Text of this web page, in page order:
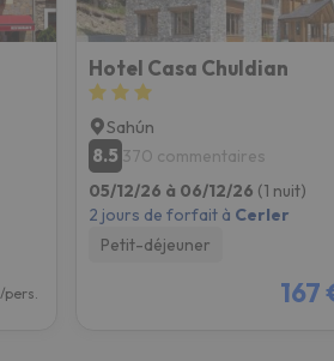
/pers.
Hotel Casa Chuldian
Sahún
8.5 370 commentaires
05/12/26 à 06/12/26 (1 nuit)
2 jours de forfait à Cerler
Petit-déjeuner
167